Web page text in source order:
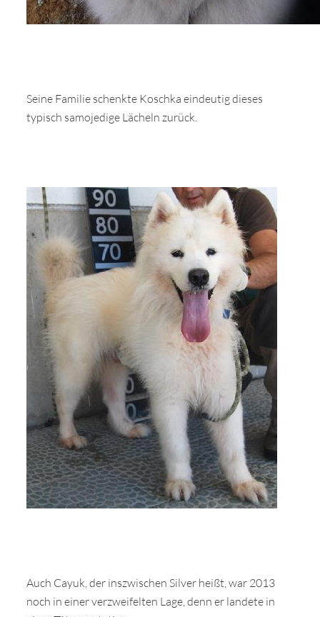
Seine Familie schenkte Koschka eindeutig dieses
typisch samojedige Lächeln zurück.
Auch Cayuk, der inszwischen Silver heißt, war 2013
noch in einer verzweifelten Lage, denn er landete in